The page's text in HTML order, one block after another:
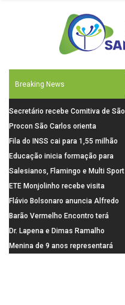
Breaking News
Secretário recebe Comitiva de São
Carlos para debater investimentos
em rodovias
Procon São Carlos orienta
consumidores sobre cuidados
nas compras para o Dia dos Pais
Fila do INSS cai para 1,55 milhão
em julho, com alta de 66,5% nos
pedidos negados em 2026
Educação inicia formação para
elaboração do novo Plano
Municipal
Salesianos, Flamingo e Multi Sport
vão representar São Carlos no
campeonato Estadual
ETE Monjolinho recebe visita
científica da FAPESP
Flávio Bolsonaro anuncia Alfredo
Gaspar, relator da comissão do
INSS, como vice
Barão Vermelho Encontro terá
data extra em Belo Horizonte
Dr. Lapena e Dimas Ramalho
fortalecem diálogo institucional
Menina de 9 anos representará